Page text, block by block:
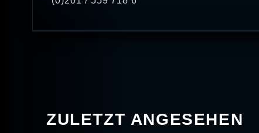
ZULETZT ANGESEHEN